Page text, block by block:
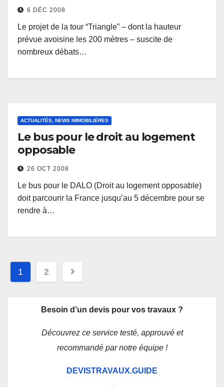
6 DÉC 2008
Le projet de la tour “Triangle” – dont la hauteur
prévue avoisine les 200 mètres – suscite de
nombreux débats…
ACTUALITÉS, NEWS IMMOBILIÈRES
Le bus pour le droit au logement
opposable
26 OCT 2008
Le bus pour le DALO (Droit au logement opposable)
doit parcourir la France jusqu’au 5 décembre pour se
rendre à…
Navigation
articles
1 2
Besoin d’un devis pour vos travaux ?
Découvrez ce service testé, approuvé et
recommandé par notre équipe !
DEVISTRAVAUX.GUIDE